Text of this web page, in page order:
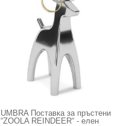
UMBRA Поставка за пръстени
“ZOOLA REINDEER“ - елен